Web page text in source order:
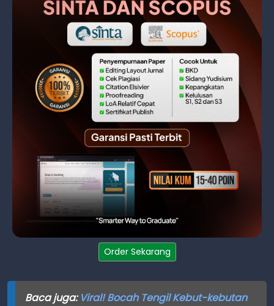
Order Sekarang
Baca juga:Viral! Bocah Tengil Kebut-kebutan